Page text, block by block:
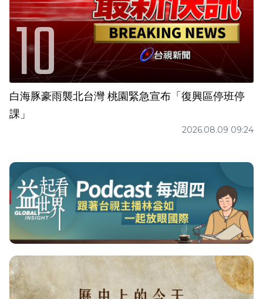
白海豚豪雨襲北台灣 桃園緊急宣布「復興區停班停
課」
2026.08.09 09:24